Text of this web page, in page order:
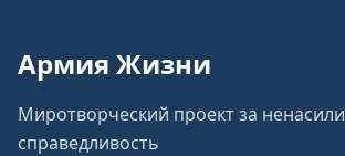
Армия Жизни
Миротворческий проект за
справедливость